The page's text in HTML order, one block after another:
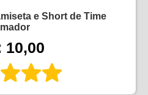
e Short de Time
10,00